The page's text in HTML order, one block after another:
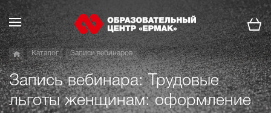
Каталог Записи вебинаров
Запись вебинара: Трудовые
льготы женщинам: оформление